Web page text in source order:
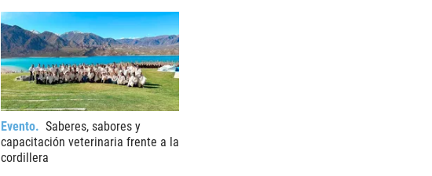
Evento
Saberes, sabores y
capacitación veterinaria frente a la
cordillera